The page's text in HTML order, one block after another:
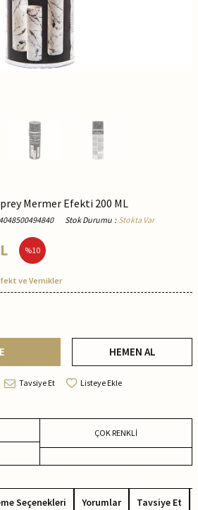
Mermer Efekti 200 ML
Stok Durumu : Stokta Var
%10
ve Vernikler
HEMEN AL
Tavsiye Et Listeye Ekle
ÇOK RENKLİ
Seçenekleri Yorumlar Tavsiye Et